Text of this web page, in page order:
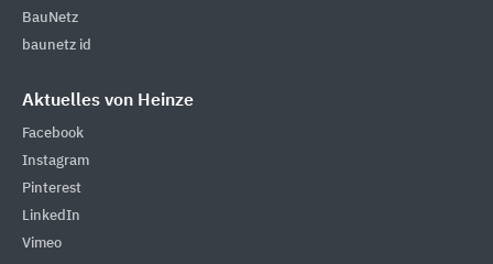
BauNetz
baunetz id
Aktuelles von Heinze
Facebook
Instagram
Pinterest
LinkedIn
Vimeo